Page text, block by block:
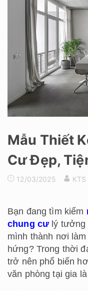
Mẫu Thiết
Cư Đẹp,
12/03/2025
Bạn đang tìm kiếm
chung cư lý tưởng
mình thành nơi
hứng? Trong thời
trở nên phổ biến
văn phòng tại gia